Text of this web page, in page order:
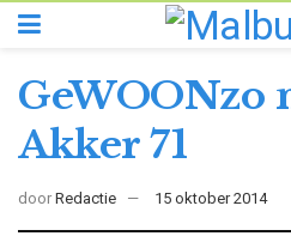
GeWOONzo
Akker 71
door Redactie 15 oktober 2014